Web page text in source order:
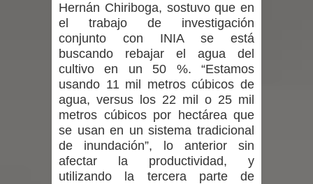
INDAP entregó $189 millones en
incentivos a usuarios de PRODESAL
de la provincia de Linares
Municipalidad de Curicó apuesta a la
innovación en tecnología educativa
con nuevas pantallas interactivas del
Hernán Chiriboga, sostuvo que en
el trabajo de investigación
conjunto con INIA se está
buscando rebajar el agua del
cultivo en un 50 %. “Estamos
usando 11 mil metros cúbicos de
agua, versus los 22 mil o 25 mil
metros cúbicos por hectárea que
se usan en un sistema tradicional
de inundación”, lo anterior sin
afectar la productividad, y
utilizando la tercera parte de